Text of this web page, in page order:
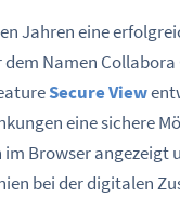
Jahren eine
Namen
Secure View
eine sichere
Browser angezeigt
bei der digitalen